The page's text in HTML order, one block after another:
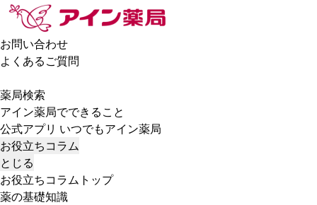
お問い合わせ
よくあるご質問
薬局検索
アイン薬局でできること
公式アプリ いつでもアイン薬局
お役立ちコラム
とじる
お役立ちコラムトップ
薬の基礎知識